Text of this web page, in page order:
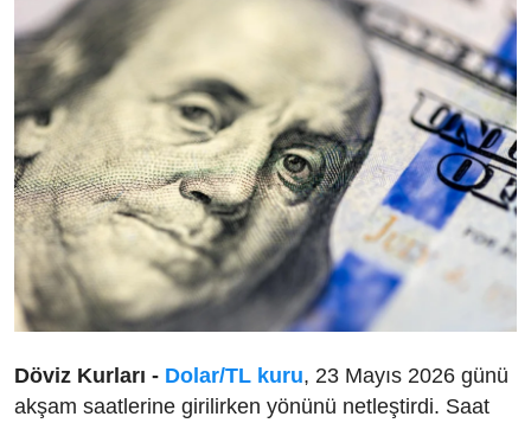
Döviz Kurları - Dolar/TL kuru, 23 Mayıs 2026 günü
akşam saatlerine girilirken yönünü netleştirdi. Saat